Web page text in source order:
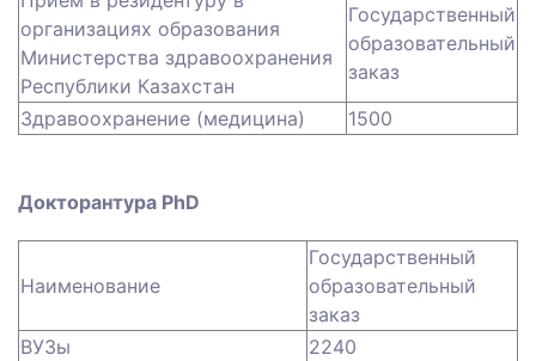
организациях образования
Министерства здравоохранения
Республики Казахстан
Государственный
образовательный
заказ
Здравоохранение (медицина)
1500
Докторантура PhD
Наименование
Государственный
образовательный
заказ
ВУЗы
2240